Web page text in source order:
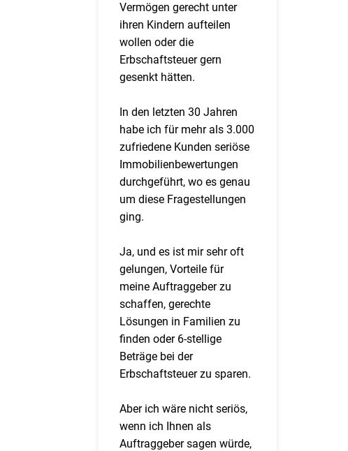
Vermögen gerecht unter
ihren Kindern aufteilen
wollen oder die
Erbschaftsteuer gern
gesenkt hätten.
In den letzten 30 Jahren
habe ich für mehr als 3.000
zufriedene Kunden seriöse
Immobilienbewertungen
durchgeführt, wo es genau
um diese Fragestellungen
ging.
Ja, und es ist mir sehr oft
gelungen, Vorteile für
meine Auftraggeber zu
schaffen, gerechte
Lösungen in Familien zu
finden oder 6-stellige
Beträge bei der
Erbschaftsteuer zu sparen.
Aber ich wäre nicht seriös,
wenn ich Ihnen als
Auftraggeber sagen würde,